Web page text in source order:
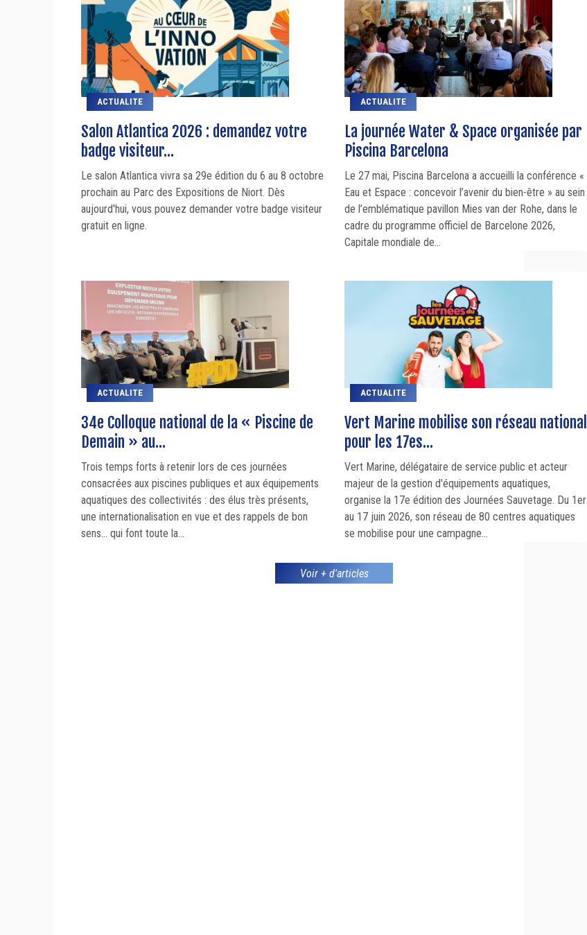
ACTUALITE
Salon Atlantica 2026 : demandez votre
badge visiteur...
Le salon Atlantica vivra sa 29e édition du 6 au 8 octobre
prochain au Parc des Expositions de Niort. Dès
aujourd'hui, vous pouvez demander votre badge visiteur
gratuit en ligne.
ACTUALITE
La journée Water & Space organisée par
Piscina Barcelona
Le 27 mai, Piscina Barcelona a accueilli la conférence «
Eau et Espace : concevoir l’avenir du bien-être » au sein
de l’emblématique pavillon Mies van der Rohe, dans le
cadre du programme officiel de Barcelone 2026,
Capitale mondiale de...
ACTUALITE
34e Colloque national de la « Piscine de
Demain » au...
Trois temps forts à retenir lors de ces journées
consacrées aux piscines publiques et aux équipements
aquatiques des collectivités : des élus très présents,
une internationalisation en vue et des rappels de bon
sens… qui font toute la...
ACTUALITE
Vert Marine mobilise son réseau national
pour les 17es...
Vert Marine, délégataire de service public et acteur
majeur de la gestion d'équipements aquatiques,
organise la 17e édition des Journées Sauvetage. Du 1er
au 17 juin 2026, son réseau de 80 centres aquatiques
se mobilise pour une campagne...
Voir + d'articles